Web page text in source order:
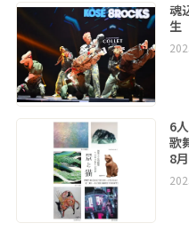
魂
生
6
歌
8